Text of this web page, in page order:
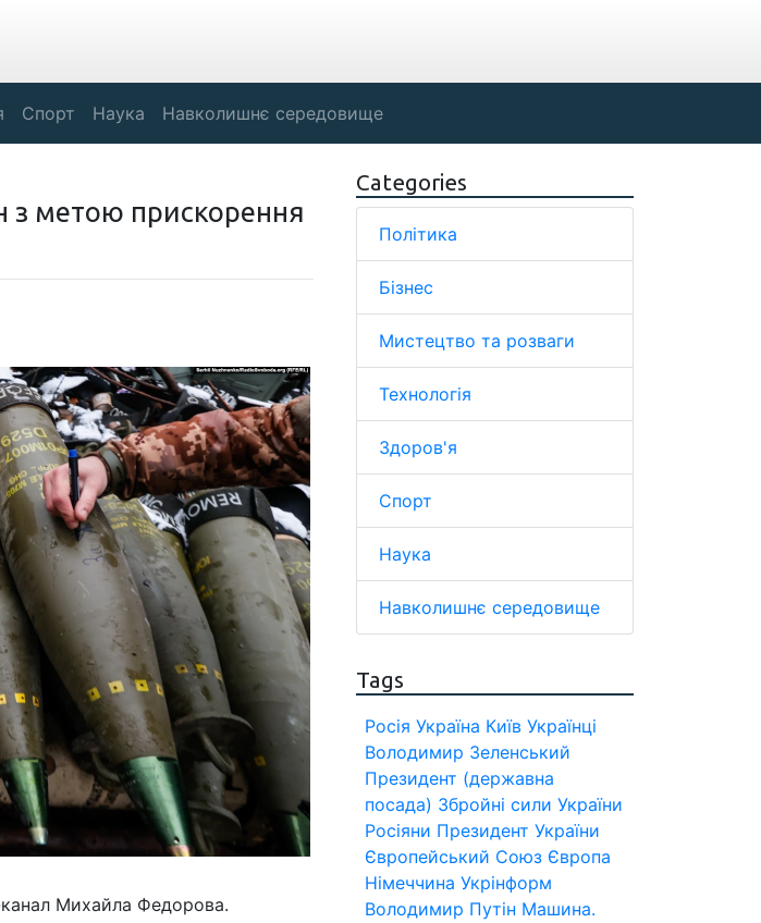
Спорт Наука Навколишнє середовище
з метою прискорення
Михайла Федорова.
Categories
Політика
Бізнес
Мистецтво та розваги
Технологія
Здоров'я
Спорт
Наука
Навколишнє середовище
Tags
Росія Україна Київ Українці
Володимир Зеленський
Президент (державна
посада) Збройні сили України
Росіяни Президент України
Європейський Союз Європа
Німеччина Укрінформ
Володимир Путін Машина.